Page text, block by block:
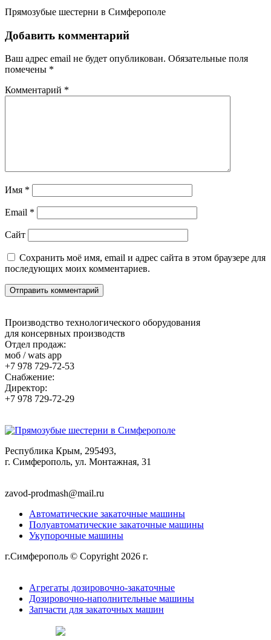
Прямозубые шестерни в Симферополе
Добавить комментарий
Ваш адрес email не будет опубликован. Обязательные поля
помечены *
Комментарий *
Имя *
Email *
Сайт
Сохранить моё имя, email и адрес сайта в этом браузере для
последующих моих комментариев.
Производство технологического оборудования
для консервных производств
Отдел продаж:
моб / wats app
+7 978 729-72-53
Снабжение:
Директор:
+7 978 729-72-29
Республика Крым, 295493,
г. Симферополь, ул. Монтажная, 31
zavod-prodmash@mail.ru
Автоматические закаточные машины
Полуавтоматические закаточные машины
Укупорочные машины
г.Симферополь © Copyright 2026 г.
Агрегаты дозировочно-закаточные
Дозировочно-наполнительные машины
Запчасти для закаточных машин